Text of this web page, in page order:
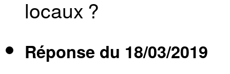
locaux ?
Réponse du 18/03/2019